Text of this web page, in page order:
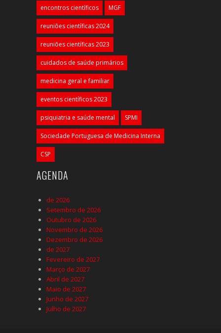
encontros científicos MGF
reuniões científicas 2024
reuniões científicas 2023
cuidados de saúde primários
medicina geral e familiar
eventos científicos 2023
psiquiatria e saúde mental SPMI
Sociedade Portuguesa de Medicina Interna
CSP
AGENDA
de 2026
Setembro de 2026
Outubro de 2026
Novembro de 2026
Dezembro de 2026
de 2027
Fevereiro de 2027
Março de 2027
Abril de 2027
Maio de 2027
Junho de 2027
Julho de 2027